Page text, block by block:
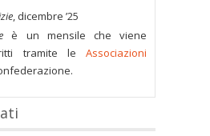
, dicembre ’25
è un mensile che viene
tramite le Associazioni